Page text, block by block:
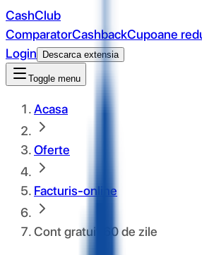
CashClub
ComparatorCashbackCupoane
Login
Descarca extensia
Toggle menu
Acasa
Oferte
Facturis-online
Cont gratuit 60 de zile